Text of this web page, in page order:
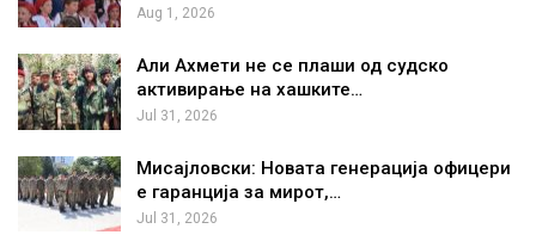
Aug 1, 2026
Али Ахмети не се плаши од судско
активирање на хашките…
Jul 31, 2026
Мисајловски: Новата генерација офицери
е гаранција за мирот,…
Jul 31, 2026